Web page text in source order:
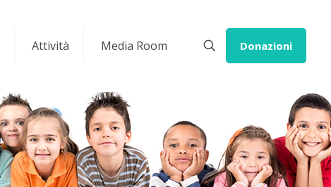
Attività Media Room Donazioni